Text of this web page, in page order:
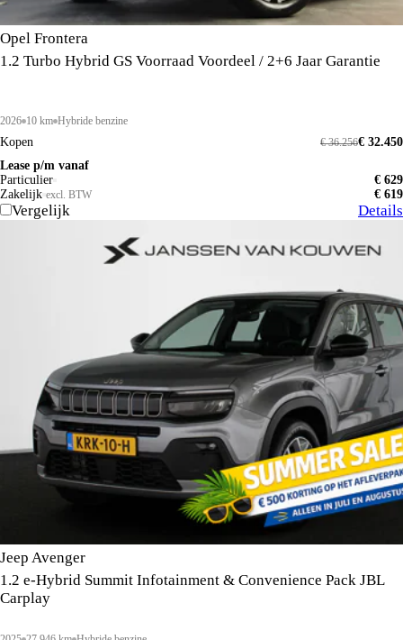
Opel Frontera
1.2 Turbo Hybrid GS Voorraad Voordeel / 2+6 Jaar Garantie
2026 10 km Hybride benzine
Kopen € 32.450
€ 36.256
Lease p/m vanaf
Particulier
€ 629
Zakelijk excl. BTW € 619
Vergelijk Details
Jeep Avenger
1.2 e-Hybrid Summit Infotainment & Convenience Pack JBL
Carplay